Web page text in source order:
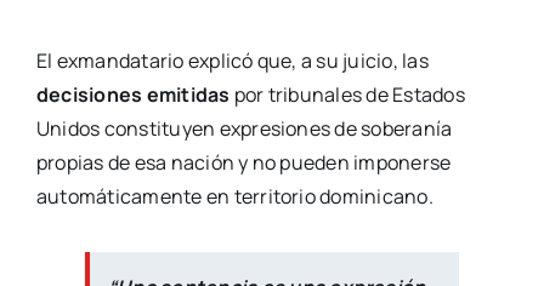
El exmandatario explicó que, a su juicio, las
decisiones emitidas por tribunales de Estados
Unidos constituyen expresiones de soberanía
propias de esa nación y no pueden imponerse
automáticamente en territorio dominicano.